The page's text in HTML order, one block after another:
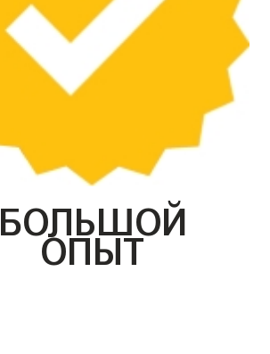
БОЛЬШОЙ
ОПЫТ